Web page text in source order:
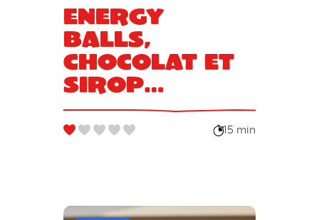
Energy
balls,
chocolat et
sirop
d’agave
15 min